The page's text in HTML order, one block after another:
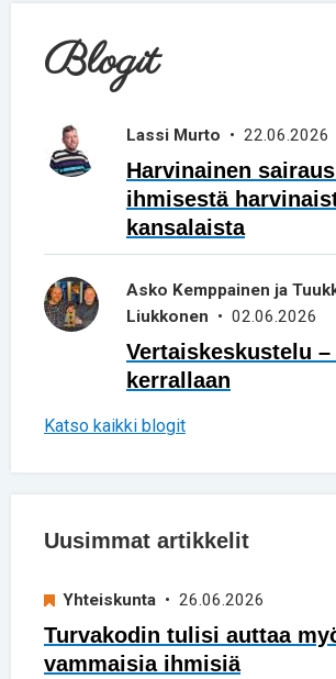
Blogit
Lassi Murto • 22.06.2026
Harvinainen
ihmisestä
kansalaista
Asko Kemppainen ja
Liukkonen • 02.06.2026
Vertaiskeskustelu –
kerrallaan
Katso kaikki blogit
Uusimmat artikkelit
Yhteiskunta • 26.06.2026
Turvakodin tulisi auttaa
vammaisia ihmisiä